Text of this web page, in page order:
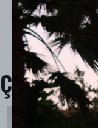
Ürün İçeriği : -
Ürün Boyu : -
Çok